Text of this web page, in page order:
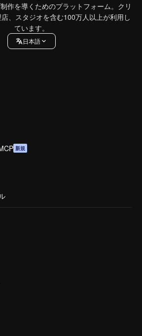
作を導くためのプラットフォーム。クリ
、スタジオを含む100万人以上が利用し
ています。
日本語
新規